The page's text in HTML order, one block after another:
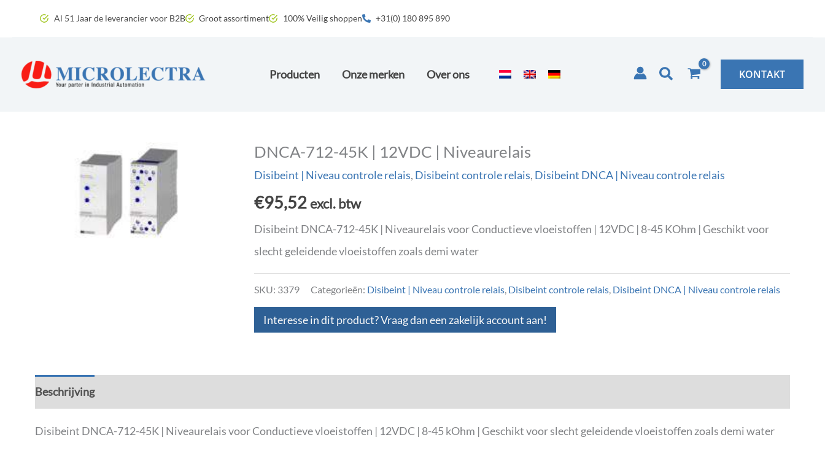
inhoud
Al 51 Jaar de leverancier voor B2B Groot assortiment 100% Veilig shoppen +31(0) 180 895 890
Producten Onze merken Over ons Zoeken KONTAKT
DNCA-712-45K | 12VDC | Niveaurelais
Disibeint | Niveau controle relais, Disibeint controle relais, Disibeint DNCA | Niveau controle relais
€95,52 excl. btw
Disibeint DNCA-712-45K | Niveaurelais voor Conductieve vloeistoffen | 12VDC | 8-45 KOhm | Geschikt voor
slecht geleidende vloeistoffen zoals demi water
SKU: 3379 Categorieën: Disibeint | Niveau controle relais, Disibeint controle relais, Disibeint DNCA | Niveau controle relais
Interesse in dit product? Vraag dan een zakelijk account aan!
Beschrijving
Disibeint DNCA-712-45K | Niveaurelais voor Conductieve vloeistoffen | 12VDC | 8-45 kOhm | Geschikt voor slecht geleidende vloeistoffen zoals demi water